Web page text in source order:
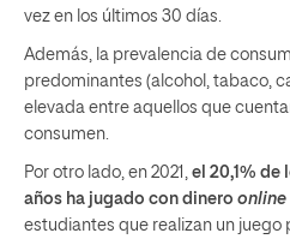
vez en los últimos 30 días.
Además, la prevalencia de
predominantes (alcohol, tabaco,
elevada entre aquellos que
consumen.
Por otro lado, en 2021, el 20,1% de
años ha jugado con dinero online
estudiantes que realizan un